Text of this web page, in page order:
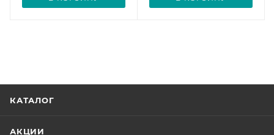
КАТАЛОГ
АКЦИИ